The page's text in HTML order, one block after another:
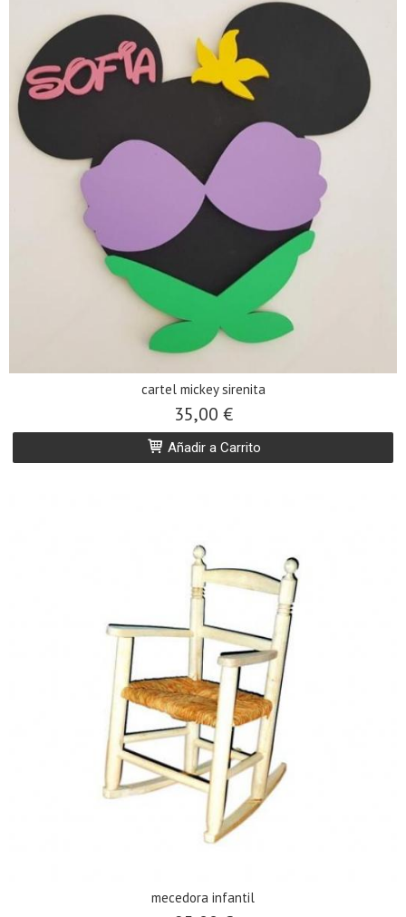
cartel mickey sirenita
35,00 €
Añadir a Carrito
mecedora infantil